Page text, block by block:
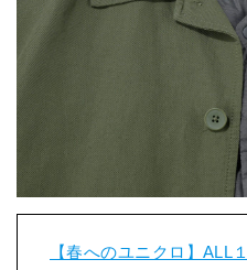
【春へのユニクロ】ALL